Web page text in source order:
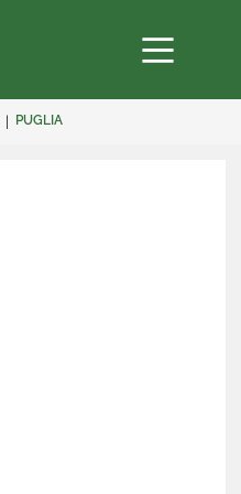
PUGLIA